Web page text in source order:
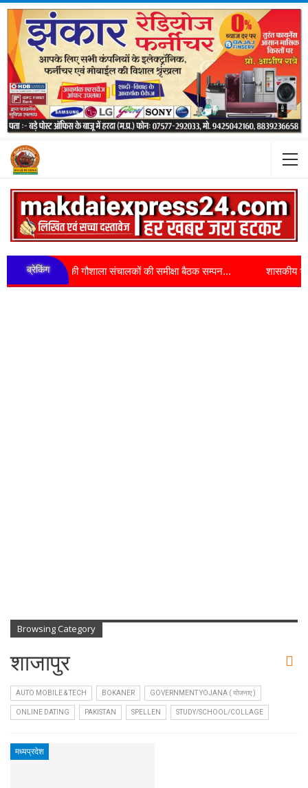
ब्रेकिंग
की गौशाला संचालकों की समीक्षा बैठक सम्पन... शासकीय भूमि पर
Browsing Category
शाजापुर
AUTO MOBILE & TECH BOKANER GOVERNMENT YOJANA ( योजनाए )
ONLINE DATING PAKISTAN SPELLEN STUDY/SCHOOL/COLLAGE
मध्यप्रदेश